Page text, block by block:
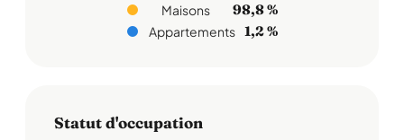
Maisons 98,8 %
Appartements 1,2 %
Statut d'occupation